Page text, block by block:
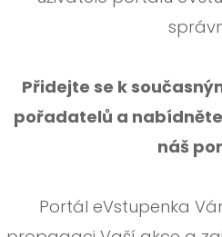
Přidejte se k
pořadatelů a
náš
Portál eVstupenka